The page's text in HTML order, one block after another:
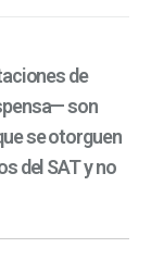
de
son
se otorguen
del SAT y no